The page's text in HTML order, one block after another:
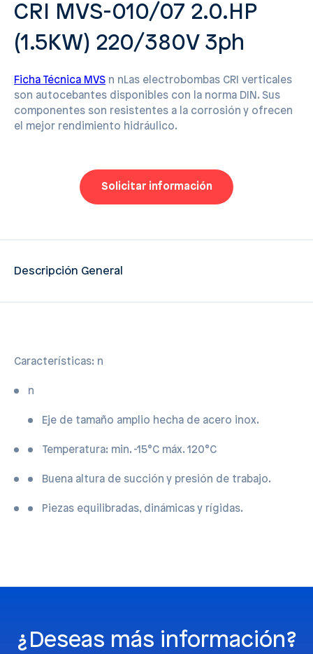
CRI MVS-010/07 2.0.HP
(1.5KW) 220/380V 3ph
Ficha Técnica MVS n nLas electrobombas CRI verticales
son autocebantes disponibles con la norma DIN. Sus
componentes son resistentes a la corrosión y ofrecen
el mejor rendimiento hidráulico.
Solicitar información
Descripción General
Características: n
n
Eje de tamaño amplio hecha de acero inox.
Temperatura: min. -15°C máx. 120°C
Buena altura de succión y presión de trabajo.
Piezas equilibradas, dinámicas y rígidas.
¿Deseas más información?